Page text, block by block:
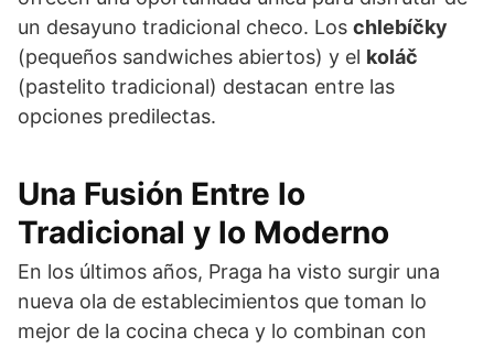
un desayuno tradicional checo. Los chlebíčky
(pequeños sandwiches abiertos) y el koláč
(pastelito tradicional) destacan entre las
opciones predilectas.
Una Fusión Entre lo
Tradicional y lo Moderno
En los últimos años, Praga ha visto surgir una
nueva ola de establecimientos que toman lo
mejor de la cocina checa y lo combinan con